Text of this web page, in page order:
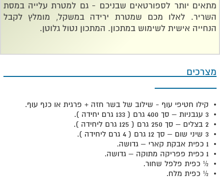
מתאים יותר לספורטאים שבניכם - גם למטרת עלייה במסת
השריר. לאלו מכם שמטרת ירידה במשקל, מומלץ לקבל
הנחייה אישית לשימוש במתכון. המתכון נטול גלוטן.
מצרכים
• קילו חטיפי עוף - שילוב של בשר חזה + פרגית או כנף עוף.
• 3 עגבניות – סך 400 גרם ( 133 גרם יחידה ).
• 2 בצלים – סך 250 גרם ( 125 גרם ליחידה ).
• 3 שיני שום – סך 12 גרם ( 4 גרם ליחידה ).
• 1 כפית אבקת קארי – גדושה.
• 1 כפית פפריקה מתוקה – גדושה.
• ½ כפית פלפל שחור.
• ½ כפית מלח.